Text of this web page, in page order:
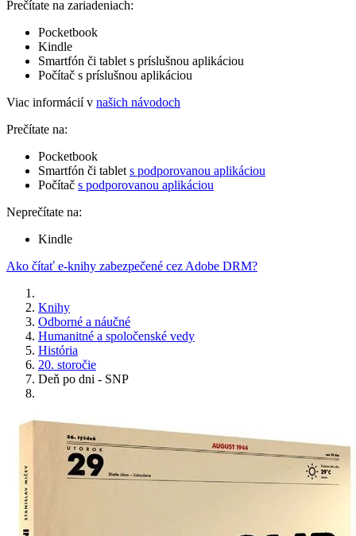
Prečítate na zariadeniach:
Pocketbook
Kindle
Smartfón či tablet s príslušnou aplikáciou
Počítač s príslušnou aplikáciou
Viac informácií v našich návodoch
Prečítate na:
Pocketbook
Smartfón či tablet s podporovanou aplikáciou
Počítač s podporovanou aplikáciou
Neprečítate na:
Kindle
Ako čítať e-knihy zabezpečené cez Adobe DRM?
Knihy
Odborné a náučné
Humanitné a spoločenské vedy
História
20. storočie
Deň po dni - SNP